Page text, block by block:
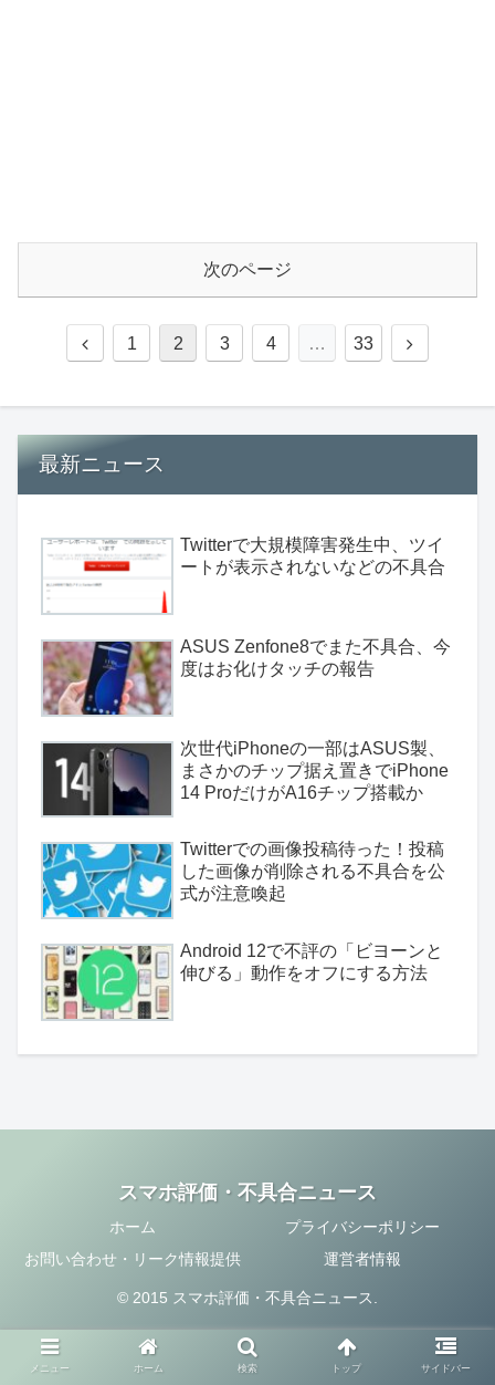
次のページ
1 2 3 4 … 33
最新ニュース
Twitterで大規模障害発生中、ツイ
ートが表示されないなどの不具合
ASUS Zenfone8でまた不具合、今
度はお化けタッチの報告
次世代iPhoneの一部はASUS製、
まさかのチップ据え置きでiPhone
14 ProだけがA16チップ搭載か
Twitterでの画像投稿待った！投稿
した画像が削除される不具合を公
式が注意喚起
Android 12で不評の「ビヨーンと
伸びる」動作をオフにする方法
スマホ評価・不具合ニュース
ホーム
プライバシーポリシー
お問い合わせ・リーク情報提供
運営者情報
© 2015 スマホ評価・不具合ニュース.
メニュー ホーム 検索 トップ サイドバー